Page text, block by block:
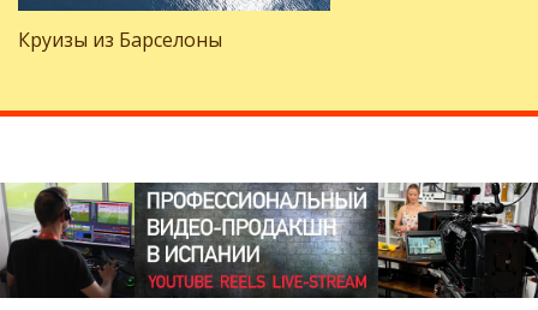
Круизы из Барселоны